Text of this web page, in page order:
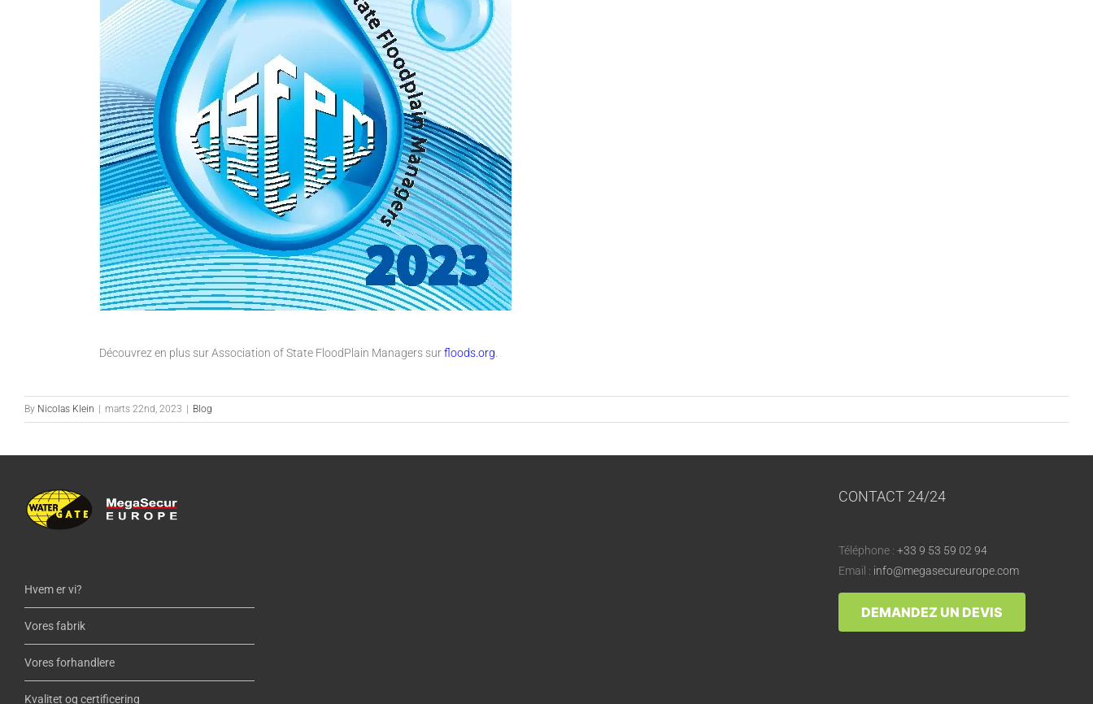
Découvrez en plus sur Association of State FloodPlain Managers surfloods.org
By Nicolas Klein marts 22nd, 2023 Blog
Hvem er vi?
Vores fabrik
Vores forhandlere
Kvalitet og certificering
CONTACT 24/24
Téléphone :+33 9 53 59 02 94
Email : info@megasecureurope.com
DEMANDEZ UN DEVIS